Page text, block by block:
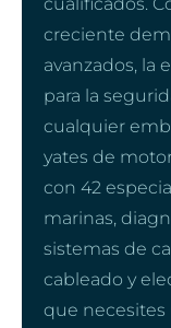
creciente
avanzados, la
para la
cualquier
yates de
con 42
marinas,
sistemas de
cableado y
que necesites